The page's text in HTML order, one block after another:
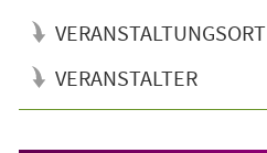
VERANSTALTUNGSORT
VERANSTALTER